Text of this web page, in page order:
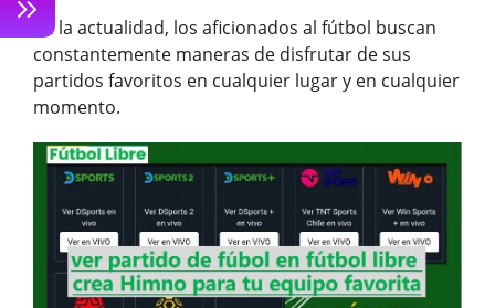
En la actualidad, los aficionados al fútbol buscan
constantemente maneras de disfrutar de sus
partidos favoritos en cualquier lugar y en cualquier
momento.